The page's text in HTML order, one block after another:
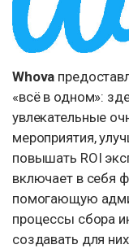
Whova
«всё в одном»:
увлекательные
мероприятия,
повышать ROI
включает в себя
помогающую
процессы сбора
создавать для